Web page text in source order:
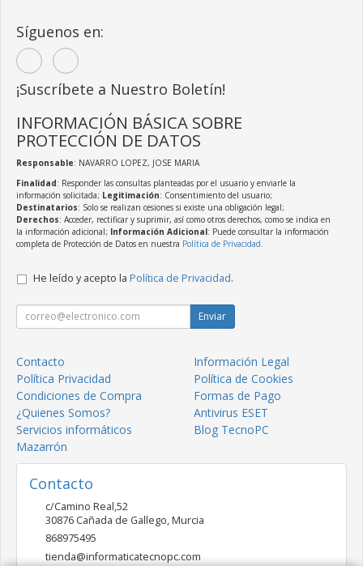
Síguenos en:
¡Suscríbete a Nuestro Boletín!
INFORMACIÓN BÁSICA SOBRE
PROTECCIÓN DE DATOS
Responsable: NAVARRO LOPEZ, JOSE MARIA
Finalidad: Responder las consultas planteadas por el usuario y enviarle la
información solicitada; Legitimación: Consentimiento del usuario;
Destinatarios: Solo se realizan cesiones si existe una obligación legal;
Derechos: Acceder, rectificar y suprimir, así como otros derechos, como se indica en
la información adicional; Información Adicional: Puede consultar la información
completa de Protección de Datos en nuestra Política de Privacidad
He leído y acepto la Política de Privacidad.
Enviar
Contacto
Información Legal
Política Privacidad
Política de Cookies
Condiciones de Compra
Formas de Pago
¿Quienes Somos?
Antivirus ESET
Servicios informáticos
Mazarrón
Blog TecnoPC
Contacto
c/Camino Real,52
30876 Cañada de Gallego,Murcia
868975495
tienda@informaticatecnopc.com